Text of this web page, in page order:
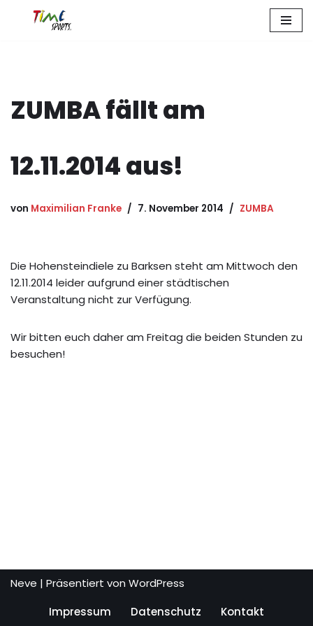
ZUMBA fällt am
12.11.2014 aus!
von Maximilian Franke 7. November 2014 ZUMBA
Die Hohensteindiele zu Barksen steht am Mittwoch den
12.11.2014 leider aufgrund einer städtischen
Veranstaltung nicht zur Verfügung.
Wir bitten euch daher am Freitag die beiden Stunden zu
besuchen!
Neve | Präsentiert von WordPress
Impressum
Datenschutz Kontakt